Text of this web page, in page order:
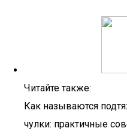
Читайте также:
Как называются
чулки: практичные